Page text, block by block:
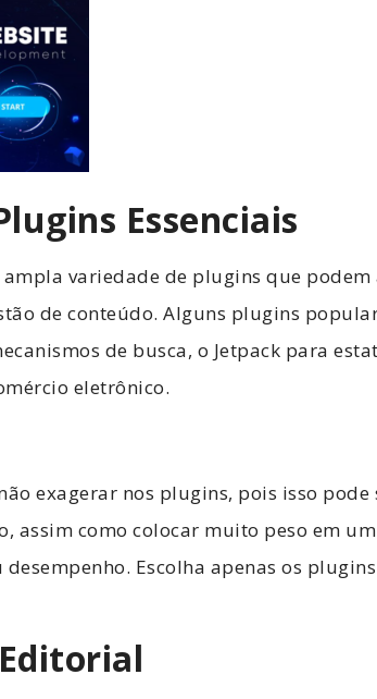
Essenciais
ampla variedade de plugins que
de conteúdo. Alguns plugins
de busca, o Jetpack para
eletrônico.
exagerar nos plugins, pois isso pode
assim como colocar muito peso em um
Escolha apenas os